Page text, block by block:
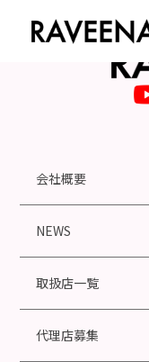
会社概要
NEWS
取扱店一覧
代理店募集